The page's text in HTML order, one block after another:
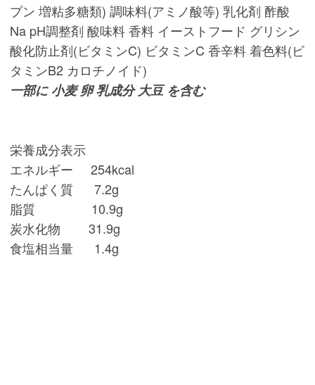
プン 増粘多糖類) 調味料(アミノ酸等) 乳化剤 酢酸
Na pH調整剤 酸味料 香料 イーストフード グリシン
酸化防止剤(ビタミンC) ビタミンC 香辛料 着色料(ビ
タミンB2 カロチノイド)
一部に 小麦 卵 乳成分 大豆 を含む
栄養成分表示
エネルギー 254kcal
たんぱく質 7.2g
脂質 10.9g
炭水化物 31.9g
食塩相当量 1.4g